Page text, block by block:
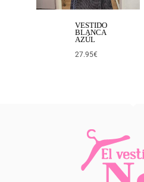
VESTIDO
BLANCA
AZÚL
27.95€